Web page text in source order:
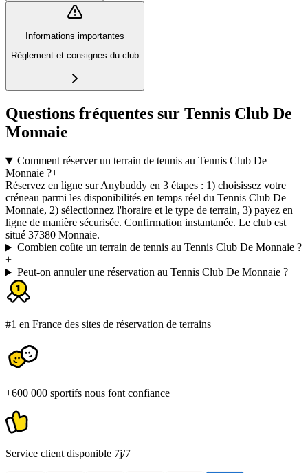
Informations importantes
Règlement et consignes du club
Questions fréquentes sur Tennis Club De
Monnaie
Comment réserver un terrain de tennis au Tennis Club De
Monnaie ?+
Réservez en ligne sur Anybuddy en 3 étapes : 1) choisissez votre
créneau parmi les disponibilités en temps réel du Tennis Club De
Monnaie, 2) sélectionnez l'horaire et le type de terrain, 3) payez en
ligne de manière sécurisée. Confirmation instantanée. Le club est
situé 37380 Monnaie.
Combien coûte un terrain de tennis au Tennis Club De Monnaie ?
+
Peut-on annuler une réservation au Tennis Club De Monnaie ?+
#1 en France des sites de réservation de terrains
+600 000 sportifs nous font confiance
Service client disponible 7j/7